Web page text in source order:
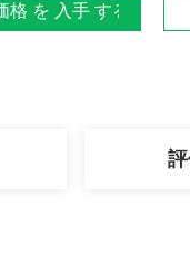
格 を 入手 する